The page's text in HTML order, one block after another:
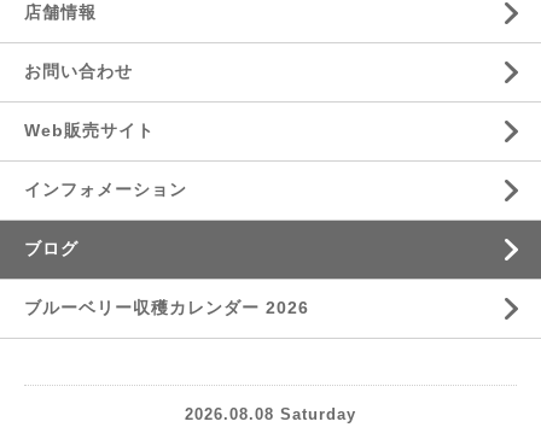
店舗情報
お問い合わせ
Web販売サイト
インフォメーション
ブログ
ブルーベリー収穫カレンダー 2026
2026.08.08 Saturday